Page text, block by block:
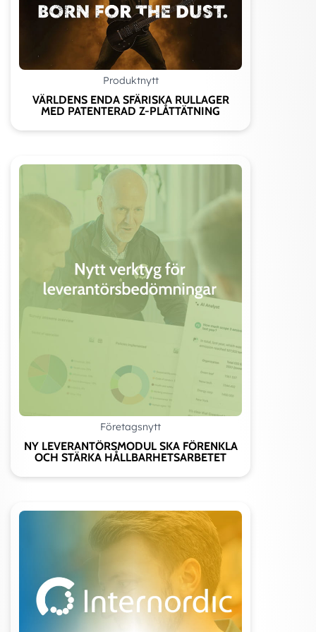
Produktnytt
VÄRLDENS ENDA SFÄRISKA RULLAGER
MED PATENTERAD Z-PLÅTTÄTNING
Företagsnytt
NY LEVERANTÖRSMODUL SKA FÖRENKLA
OCH STÄRKA HÅLLBARHETSARBETET